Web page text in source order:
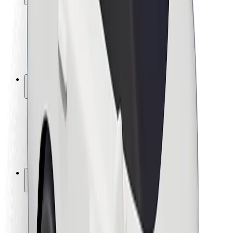
Sikkerhet for passasjer
Sikkerhet for sparkesykler
Sikkerhetslab
Steder
Byløsninger
Flyplasser
Bolt-ladestasjoner
Brukerstøtte
For passasjerer
For sjåfører